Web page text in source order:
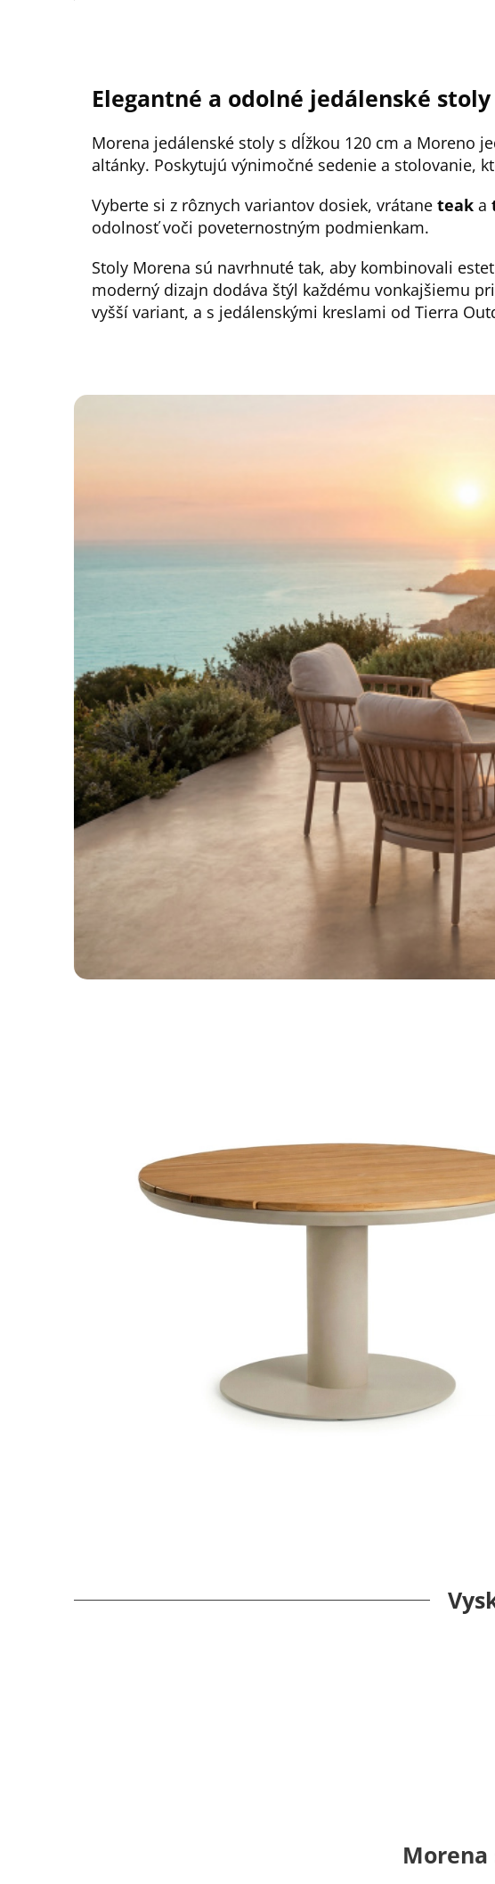
Elegantné a odolné jedálenské
Morena jedálenské stoly s dĺžkou 120 cm a Moreno
altánky. Poskytujú výnimočné sedenie a stolovanie,
Vyberte si z rôznych variantov dosiek, vrátane teak a
odolnosť voči poveternostným podmienkam.
Stoly Morena sú navrhnuté tak, aby kombinovali
moderný dizajn dodáva štýl každému vonkajšiemu
vyšší variant, a s jedálenskými kreslami od Tierra